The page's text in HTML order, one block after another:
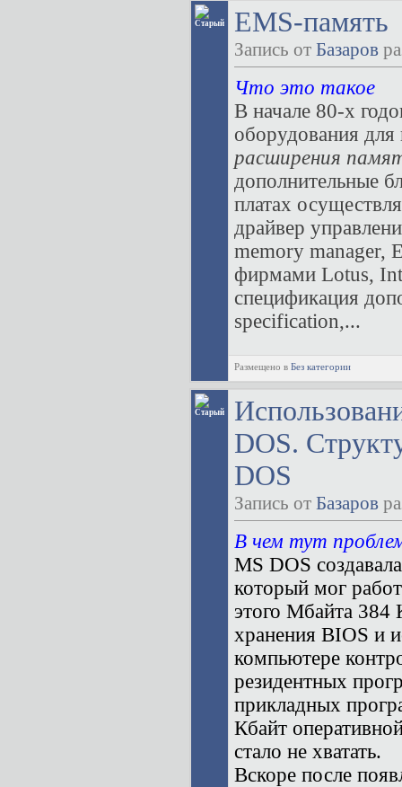
EMS-память
Запись от Базаров
Что это такое
В начале 80-х
оборудования
расширения
дополнительные
платах
драйвер
memory manager,
фирмами Lotus,
спецификация
specification,...
Размещено в Без категории
DOS.
DOS
Запись от Базаров
В чем тут
MS DOS
который мог
этого Мбайта 384
хранения BIOS и
компьютере
резидентных
прикладных
Кбайт
стало не хватать.
Вскоре после